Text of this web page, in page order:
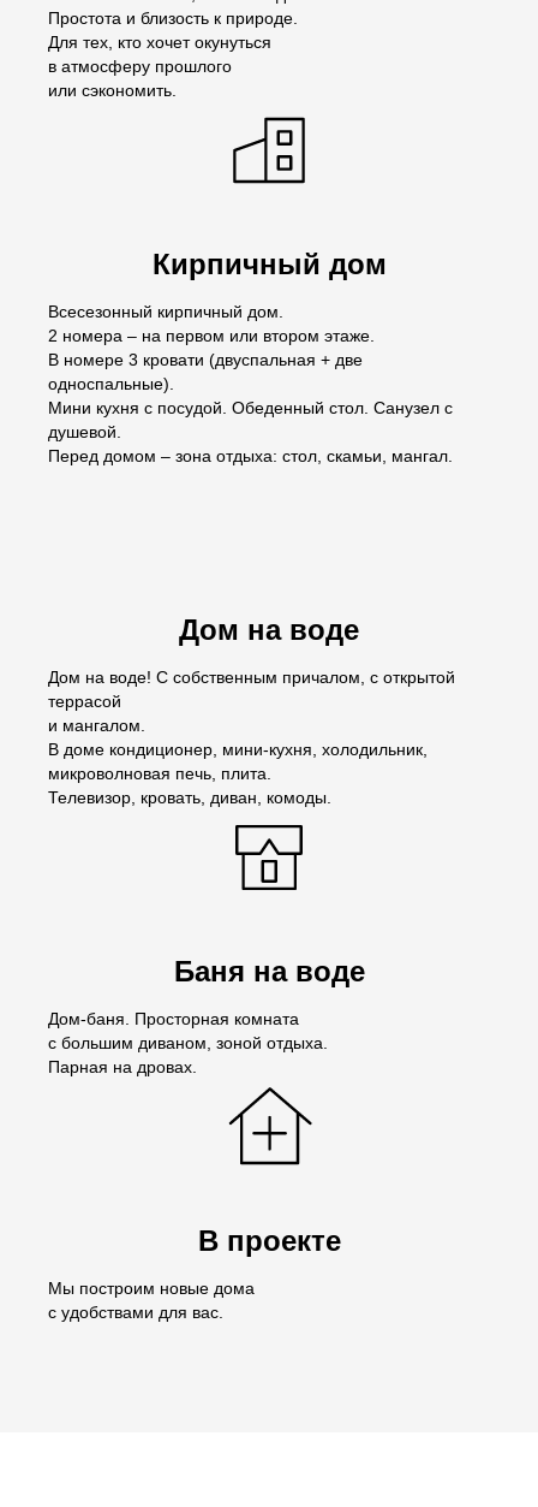
Простота и близость к природе.
Для тех, кто хочет окунуться
в атмосферу прошлого
или сэкономить.
Кирпичный дом
Всесезонный кирпичный дом.
2 номера – на первом или втором этаже.
В номере 3 кровати (двуспальная + две
односпальные).
Мини кухня с посудой. Обеденный стол. Санузел с
душевой.
Перед домом – зона отдыха: стол, скамьи, мангал.
Дом на воде
Дом на воде! С собственным причалом, с открытой
террасой
и мангалом.
В доме кондиционер, мини-кухня, холодильник,
микроволновая печь, плита.
Телевизор, кровать, диван, комоды.
Баня на воде
Дом-баня. Просторная комната
с большим диваном, зоной отдыха.
Парная на дровах.
В проекте
Мы построим новые дома
с удобствами для вас.